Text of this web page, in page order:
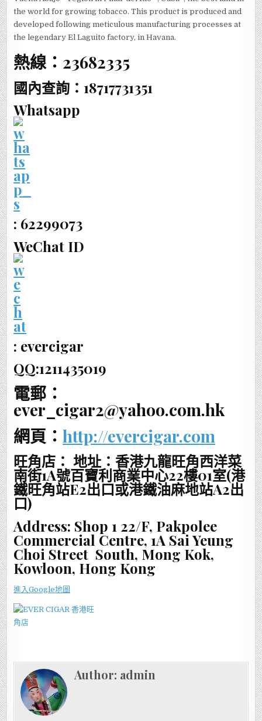
the world for growing tobacco. This product is produced and
developed following meticulous manufacturing processes at
the legendary El Laguito factory, in Havana.
熱線：23682335
國內查詢：18717731351
Whatsapp
: 62299073
WeChat ID
: evercigar
QQ:1211435019
電郵：
ever_cigar2@yahoo.com.hk
網頁：http://evercigar.com
旺角店： 地址：香港九龍旺角西洋菜
南街1A號百寶利商業中心22樓01室(港
鐵旺角站E2出口或港鐵油麻地站A2出
口)
Address: Shop 1 22/F, Pakpolee
Commercial Centre, 1A Sai Yeung
Choi Street South, Mong Kok,
Kowloon, Hong Kong
進入Google地圖
Author: admin